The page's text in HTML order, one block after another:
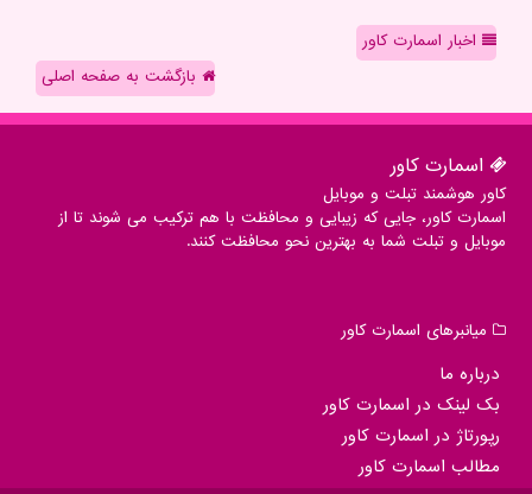
اخبار اسمارت کاور
بازگشت به صفحه اصلی
اسمارت كاور
کاور هوشمند تبلت و موبایل
اسمارت کاور، جایی که زیبایی و محافظت با هم ترکیب می شوند تا از
موبایل و تبلت شما به بهترین نحو محافظت کنند.
میانبرهای اسمارت كاور
درباره ما
بک لینک در اسمارت كاور
رپورتاژ در اسمارت كاور
مطالب اسمارت كاور